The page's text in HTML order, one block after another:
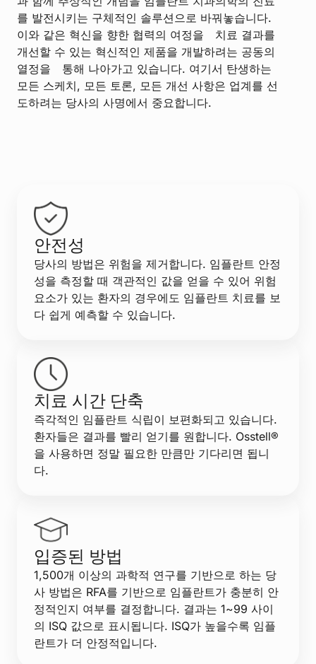
를 발전시키는 구체적인 솔루션으로 바꿔놓습니다.
이와 같은 혁신을 향한 협력의 여정을 치료 결과를
개선할 수 있는 혁신적인 제품을 개발하려는 공동의
열정을 통해 나아가고 있습니다. 여기서 탄생하는
모든 스케치, 모든 토론, 모든 개선 사항은 업계를 선
도하려는 당사의 사명에서 중요합니다.
안전성
당사의 방법은 위험을 제거합니다. 임플란트 안정
성을 측정할 때 객관적인 값을 얻을 수 있어 위험
요소가 있는 환자의 경우에도 임플란트 치료를 보
다 쉽게 예측할 수 있습니다.
치료 시간 단축
즉각적인 임플란트 식립이 보편화되고 있습니다.
환자들은 결과를 빨리 얻기를 원합니다. Osstell®
을 사용하면 정말 필요한 만큼만 기다리면 됩니
다.
입증된 방법
1,500개 이상의 과학적 연구를 기반으로 하는 당
사 방법은 RFA를 기반으로 임플란트가 충분히 안
정적인지 여부를 결정합니다. 결과는 1~99 사이
의 ISQ 값으로 표시됩니다. ISQ가 높을수록 임플
란트가 더 안정적입니다.